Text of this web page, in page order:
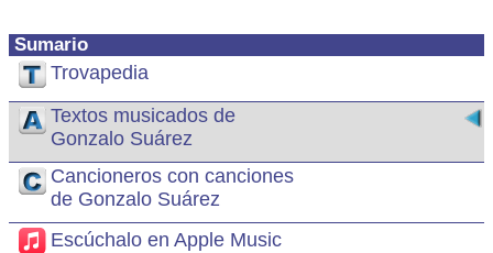
Sumario
Trovapedia
Textos musicados de
Gonzalo Suárez
Cancioneros con canciones
de Gonzalo Suárez
Escúchalo en Apple Music